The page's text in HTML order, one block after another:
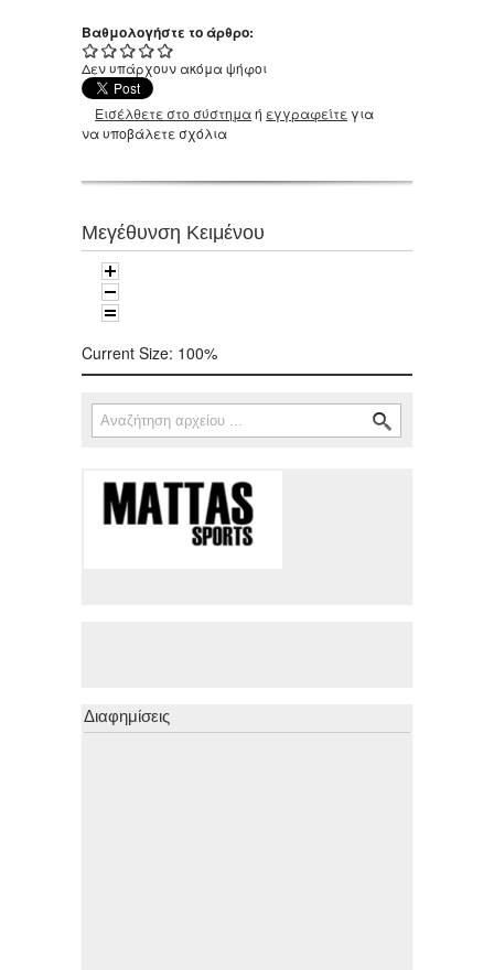
Βαθμολογήστε το άρθρο:
Δεν υπάρχουν ακόμα ψήφοι
Εισέλθετε στο σύστημαή εγγραφείτε για
να υποβάλετε σχόλια
Μεγέθυνση Κειμένου
Current Size: 100%
Φόρμα αναζήτησης
Αναζήτηση
Διαφημίσεις